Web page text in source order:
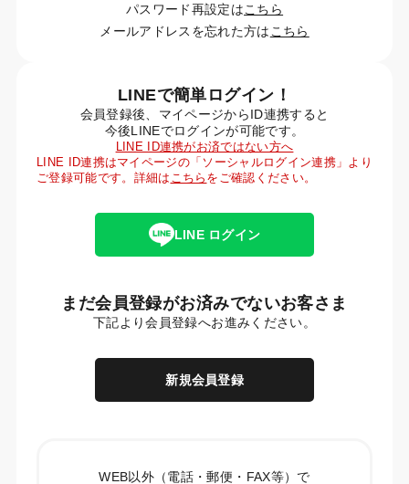
パスワード再設定はこちら
メールアドレスを忘れた方は こちら
LINEで簡単ログイン！
会員登録後、マイページからID連携すると
今後LINEでログインが可能です。
LINE ID連携がお済ではない方へ
LINE ID連携はマイページの「ソーシャルログイン連携」より
ご登録可能です。詳細は こちら をご確認ください。
LINE ログイン
まだ会員登録がお済みでないお客さま
下記より会員登録へお進みください。
新規会員登録
WEB以外（電話・郵便・FAX等）で